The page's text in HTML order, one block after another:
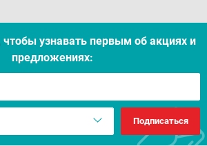
узнавать первым об акцияx и
предложениях:
Подписаться